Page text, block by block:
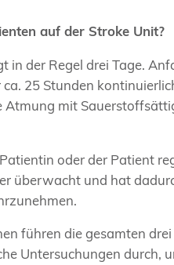
auf der Stroke Unit?
der Regel drei Tage.
25 Stunden
Atmung mit
oder der Patient
überwacht und hat
führen die gesamten
Untersuchungen durch,